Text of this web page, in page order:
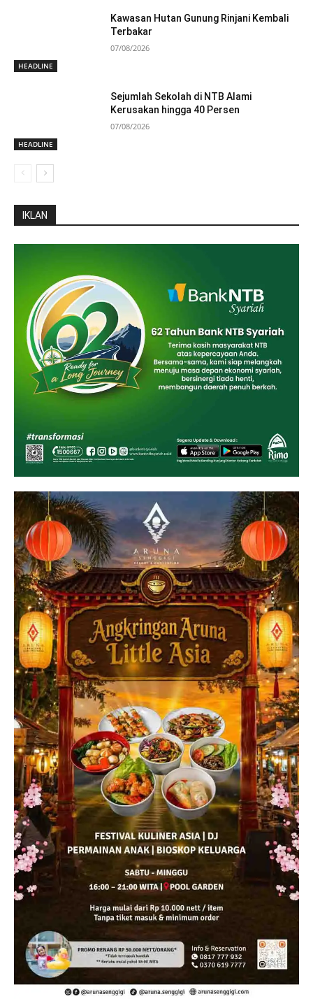
HEADLINE
Kawasan Hutan Gunung Rinjani Kembali
Terbakar
07/08/2026
HEADLINE
Sejumlah Sekolah di NTB Alami
Kerusakan hingga 40 Persen
07/08/2026
IKLAN